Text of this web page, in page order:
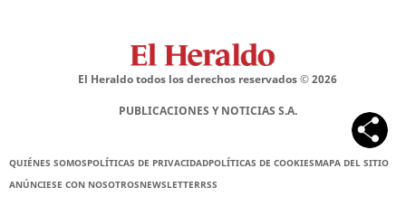
El Heraldo todos los derechos reservados ©2026
PUBLICACIONES Y NOTICIAS S.A.
QUIÉNES SOMOSPOLÍTICAS DE PRIVACIDADPOLÍTICAS DE COOKIESMAPA DEL SITIO
ANÚNCIESE CON NOSOTROSNEWSLETTERRSS